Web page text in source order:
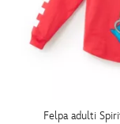
Felpa adulti